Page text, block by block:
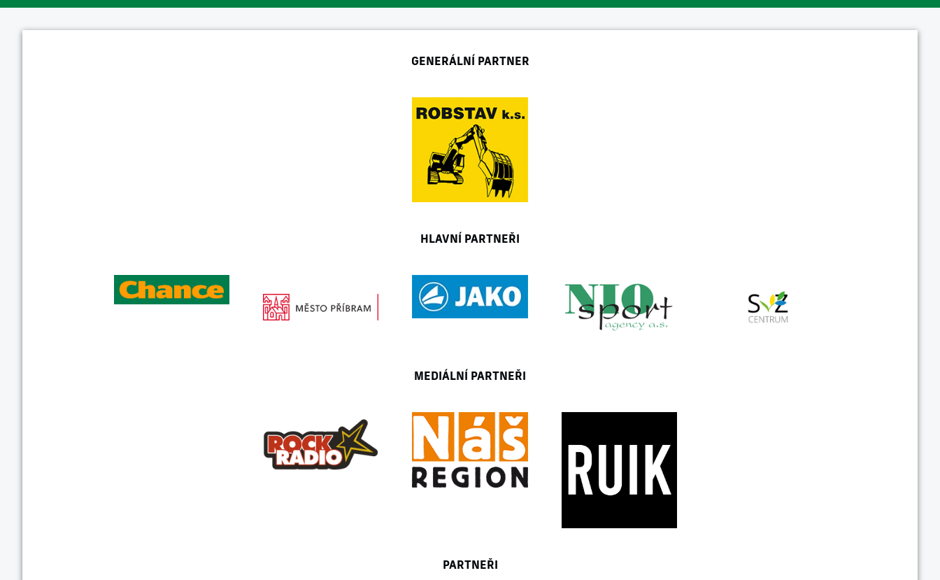
GENERÁLNÍ PARTNER
HLAVNÍ PARTNEŘI
MEDIÁLNÍ PARTNEŘI
PARTNEŘI